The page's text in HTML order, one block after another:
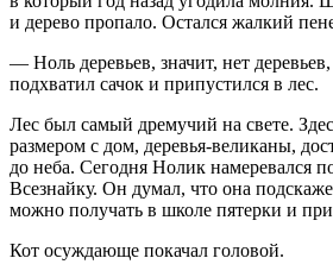
и дерево пропало. Остался жалкий
— Ноль деревьев, значит, нет
подхватил сачок и припустился в лес.
Лес был самый дремучий на свете.
размером с дом, деревья-великаны,
до неба. Сегодня Нолик намеревался
Всезнайку. Он думал, что она
можно получать в школе пятерки и
Кот осуждающе покачал головой.